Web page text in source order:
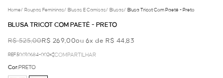
Home/ Roupas Femininas/ Blusas E Camisas/ Blusas/ Blusa Tricot Com Paetê - Preto
BLUSA TRICOT COM PAETÊ - PRETO
R$ 525,00R$ 269,00ou 6x de R$ 44,83
REF.50.01.0684-002 COMPARTILHAR
Cor:PRETO